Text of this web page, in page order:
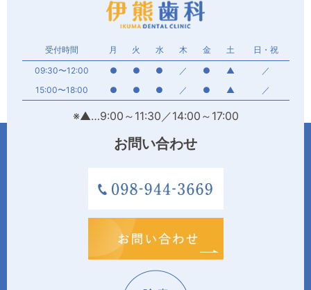
受付時間 月 火 水 木 金 土
日・祝
09:30〜12:00
● ● ● ／ ● ▲
／
15:00〜18:00
● ● ● ／ ● ▲ ／
※▲…9:00～11:30／14:00～17:00
お問い合わせ